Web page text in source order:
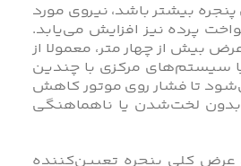
بیشتر باشد، نیروی مورد
پرده نیز افزایش می‌یابد.
بیش از چهار متر، معمولا از
سیستم‌های مرکزی با چندین
تا فشار روی موتور کاهش
بدون لخت‌شدن یا ناهماهنگی
عرض کلی پنجره تعیین‌کننده